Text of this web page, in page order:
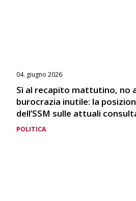
04. giugno 2026
Sì al recapito mattutino, no
burocrazia inutile: la
dell’SSM sulle attuali
POLITICA